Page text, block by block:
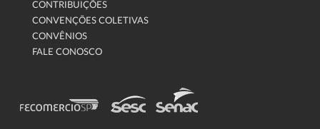
CONTRIBUIÇÕES
CONVENÇÕES COLETIVAS
CONVÊNIOS
FALE CONOSCO